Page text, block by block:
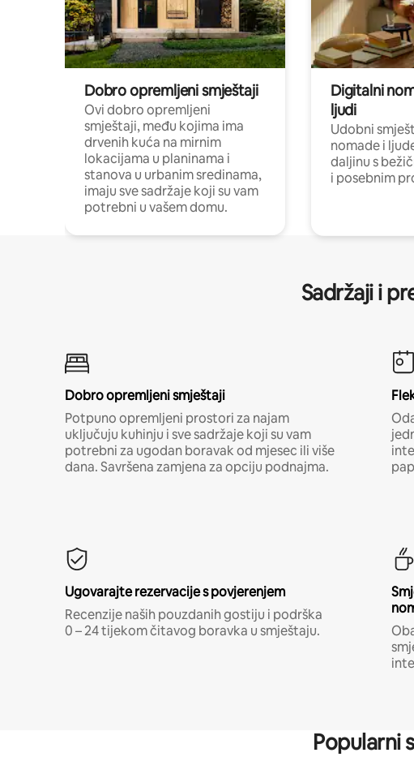
Dobro opremljeni smještaji
Ovi dobro opremljeni
smještaji, među kojima ima
drvenih kuća na mirnim
lokacijama u planinama i
stanova u urbanim sredinama,
imaju sve sadržaje koji su vam
potrebni u vašem domu.
Digitalni
ljudi
Udobni
nomade i
daljinu s
i posebnim
Sadržaji i
Dobro opremljeni smještaji
Potpuno opremljeni prostori za najam
uključuju kuhinju i sve sadržaje koji su vam
potrebni za ugodan boravak od mjesec ili više
dana. Savršena zamjena za opciju podnajma.
Ugovarajte rezervacije s povjerenjem
Recenzije naših pouzdanih gostiju i podrška
0 – 24 tijekom čitavog boravka u smještaju.
Popularni